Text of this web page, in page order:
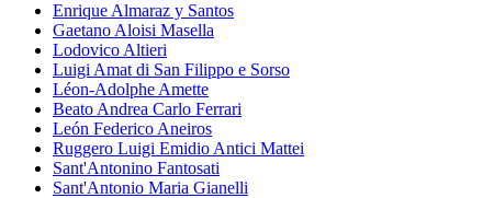
Enrique Almaraz y Santos
Gaetano Aloisi Masella
Lodovico Altieri
Luigi Amat di San Filippo e Sorso
Léon-Adolphe Amette
Beato Andrea Carlo Ferrari
León Federico Aneiros
Ruggero Luigi Emidio Antici Mattei
Sant'Antonino Fantosati
Sant'Antonio Maria Gianelli